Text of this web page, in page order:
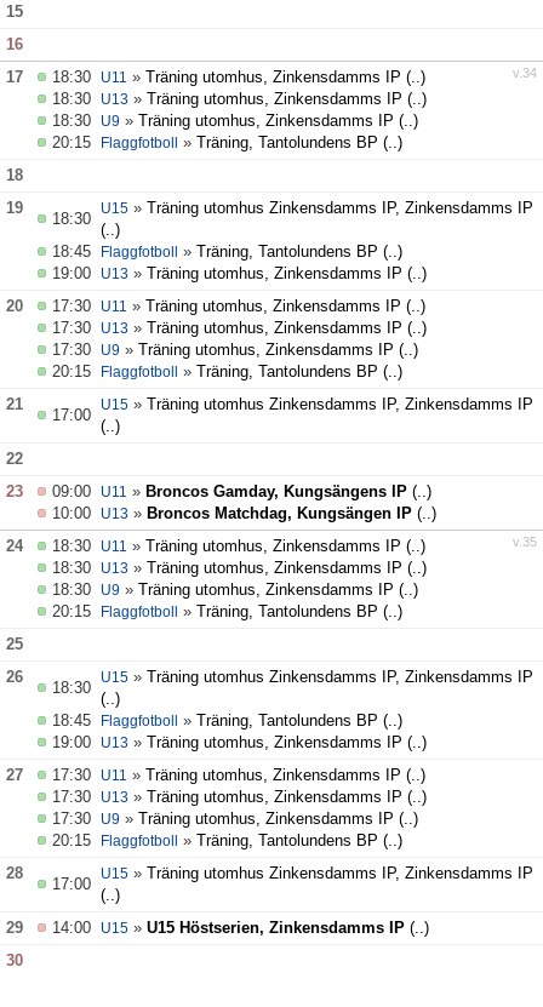
15
16
v.34
17 18:30 U11 » Träning utomhus, Zinkensdamms IP (..)
18:30
U13 » Träning utomhus, Zinkensdamms IP (..)
18:30
U9 » Träning utomhus, Zinkensdamms IP (..)
20:15
Flaggfotboll » Träning, Tantolundens BP (..)
18
19
18:30
U15 » Träning utomhus Zinkensdamms IP, Zinkensdamms IP
(..)
18:45
Flaggfotboll » Träning, Tantolundens BP (..)
19:00
U13 » Träning utomhus, Zinkensdamms IP (..)
20
17:30 U11 » Träning utomhus, Zinkensdamms IP (..)
17:30
U13 » Träning utomhus, Zinkensdamms IP (..)
17:30
U9 » Träning utomhus, Zinkensdamms IP (..)
20:15
Flaggfotboll » Träning, Tantolundens BP (..)
21
17:00
U15 » Träning utomhus Zinkensdamms IP, Zinkensdamms IP
(..)
22
23
09:00 U11 » Broncos Gamday, Kungsängens IP (..)
10:00
U13 » Broncos Matchdag, Kungsängen IP (..)
v.35
24 18:30 U11 » Träning utomhus, Zinkensdamms IP (..)
18:30
U13 » Träning utomhus, Zinkensdamms IP (..)
18:30
U9 » Träning utomhus, Zinkensdamms IP (..)
20:15
Flaggfotboll » Träning, Tantolundens BP (..)
25
26
18:30
U15 » Träning utomhus Zinkensdamms IP, Zinkensdamms IP
(..)
18:45
Flaggfotboll » Träning, Tantolundens BP (..)
19:00
U13 » Träning utomhus, Zinkensdamms IP (..)
27
17:30 U11 » Träning utomhus, Zinkensdamms IP (..)
17:30
U13 » Träning utomhus, Zinkensdamms IP (..)
17:30
U9 » Träning utomhus, Zinkensdamms IP (..)
20:15
Flaggfotboll » Träning, Tantolundens BP (..)
28
17:00
U15 » Träning utomhus Zinkensdamms IP, Zinkensdamms IP
(..)
29
14:00 U15 » U15 Höstserien, Zinkensdamms IP (..)
30